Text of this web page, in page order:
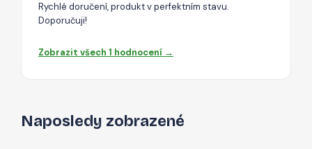
Rychlé doručení, produkt v perfektním stavu.
Doporučuji!
Zobrazit všech 1 hodnocení →
Naposledy zobrazené